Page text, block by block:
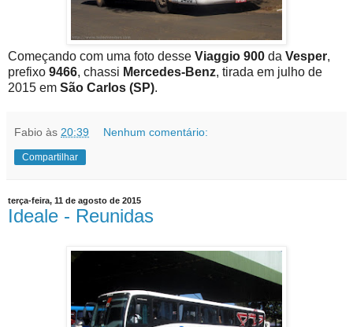
Começando com uma foto desse Viaggio 900 da Vesper,
prefixo 9466, chassi Mercedes-Benz, tirada em julho de
2015 em São Carlos (SP).
Fabio às 20:39 Nenhum comentário:
Compartilhar
terça-feira, 11 de agosto de 2015
Ideale - Reunidas